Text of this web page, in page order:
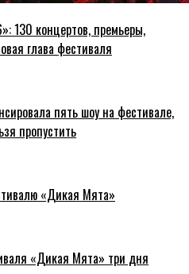
130 концертов, премьеры,
глава фестиваля
пять шоу на фестивале,
пропустить
«Дикая Мята»
«Дикая Мята» три дня